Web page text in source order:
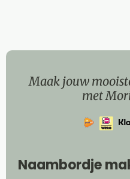
Maak jouw
met
Naambordje